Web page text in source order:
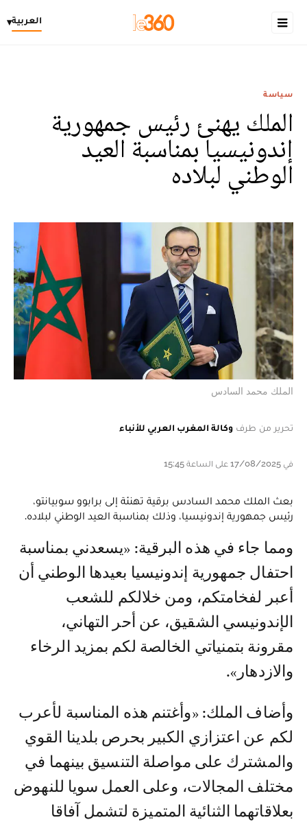
العربية▾
سياسة
الملك يهنئ رئيس جمهورية
إندونيسيا بمناسبة العيد
الوطني لبلاده
الملك محمد السادس
تحرير من طرف وكالة المغرب العربي للأنباء
في 17/08/2025 على الساعة 15:45
بعث الملك محمد السادس برقية تهنئة إلى برابوو سوبيانتو،
رئيس جمهورية إندونيسيا، وذلك بمناسبة العيد الوطني لبلاده.
ومما جاء في هذه البرقية: «يسعدني بمناسبة
احتفال جمهورية إندونيسيا بعيدها الوطني أن
أعبر لفخامتكم، ومن خلالكم للشعب
الإندونيسي الشقيق، عن أحر التهاني،
مقرونة بتمنياتي الخالصة لكم بمزيد الرخاء
والازدهار».
وأضاف الملك: «وأغتنم هذه المناسبة لأعرب
لكم عن اعتزازي الكبير بحرص بلدينا القوي
والمشترك على مواصلة التنسيق بينهما في
مختلف المجالات، وعلى العمل سويا للنهوض
بعلاقاتهما الثنائية المتميزة لتشمل آفاقا